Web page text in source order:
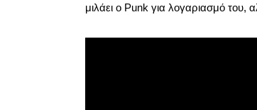
μιλάει ο Punk για λογαριασμό του,